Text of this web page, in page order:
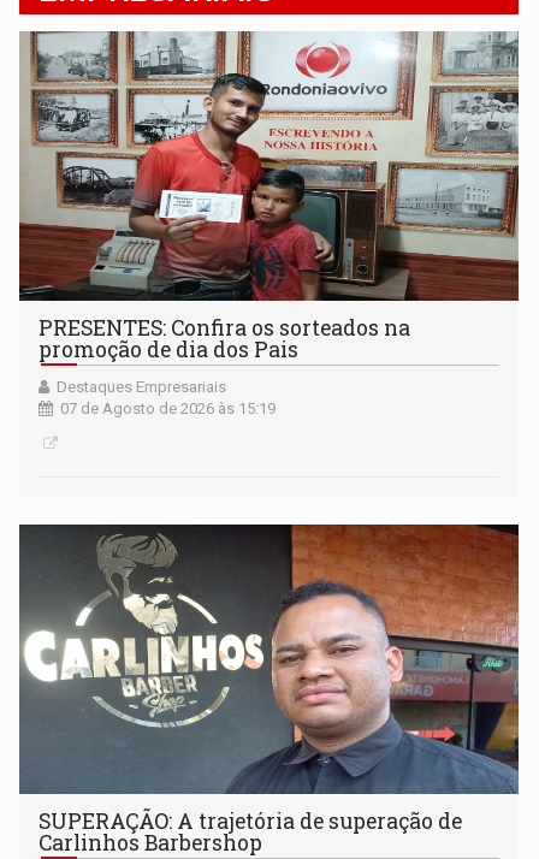
PRESENTES: Confira os sorteados na
promoção de dia dos Pais
Destaques Empresariais
07 de Agosto de 2026 às 15:19
SUPERAÇÃO: A trajetória de superação de
Carlinhos Barbershop